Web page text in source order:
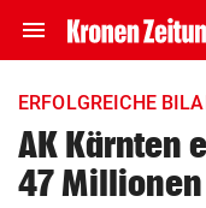
menu Navigation
ein-/ausklappen
account_circle Anmelden
ERFOLGREICHE
AK Kärnten
47 Millionen